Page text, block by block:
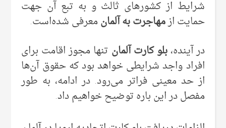
شرایط از کشورهای ثالث و به تبع آن جهت
حمایت ازمهاجرت به آلمانمعرفی شده‌است.
در آینده،بلو کارت آلمان تنها مجوز اقامت برای
افراد واجد شرایطی خواهد بود که حقوق آن‌ها
از حد معینی فراتر می‌رود. در ادامه، به طور
مفصل در این باره توضیح خواهیم داد.